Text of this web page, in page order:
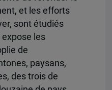
et les efforts
sont étudiés
les
de
paysans,
des trois de